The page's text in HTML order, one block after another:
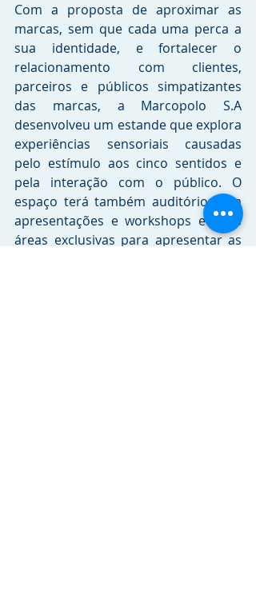
Com a proposta de aproximar as
marcas, sem que cada uma perca a
sua identidade, e fortalecer o
relacionamento com clientes,
parceiros e públicos simpatizantes
das marcas, a Marcopolo S.A
desenvolveu um estande que explora
experiências sensoriais causadas
pelo estímulo aos cinco sentidos e
pela interação com o público. O
espaço terá também auditório para
apresentações e workshops e duas
áreas exclusivas para apresentar as